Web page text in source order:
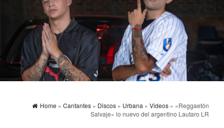
Home » Cantantes » Discos » Urbana » Videos » «Reggaetón
Salvaje» lo nuevo del argentino Lautaro LR